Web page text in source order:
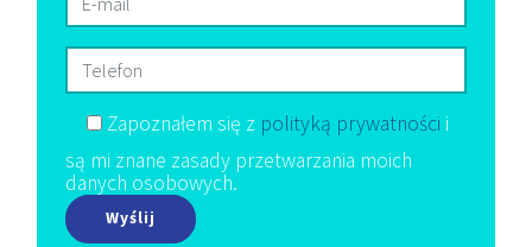
Zapoznałem się z polityką prywatności i
są mi znane zasady przetwarzania moich
danych osobowych.